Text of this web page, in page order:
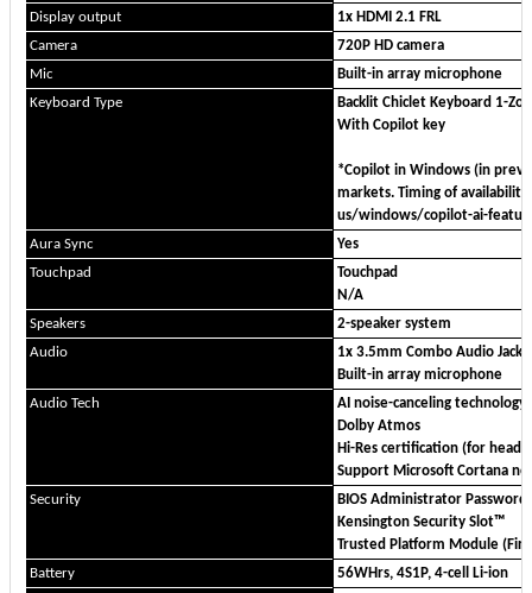
Display output
1x HDMI 2.1 FRL
Camera
720P HD camera
Mic
Built-in array microphone
Keyboard Type
Backlit Chiclet Keyboard 1-
With Copilot key
*Copilot in Windows (in
markets. Timing of
us/windows/copilot-ai-
Aura Sync
Yes
Touchpad
Touchpad
N/A
Speakers
2-speaker system
Audio
1x 3.5mm Combo Audio Jack
Built-in array microphone
Audio Tech
AI noise-canceling technology
Dolby Atmos
Hi-Res certification (for
Support Microsoft Cortana
Security
BIOS Administrator
Kensington Security Slot™
Trusted Platform Module
Battery
56WHrs, 4S1P, 4-cell Li-ion